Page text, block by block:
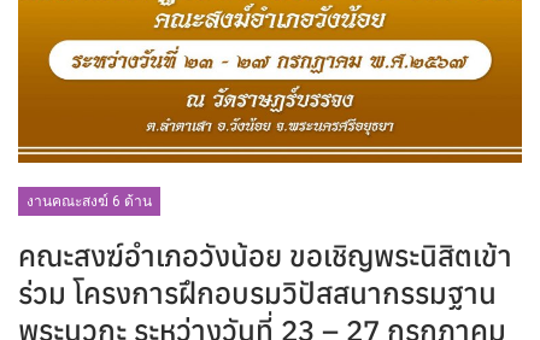
งานคณะสงฆ์ 6 ด้าน
คณะสงฆ์อำเภอวังน้อย ขอเชิญพระนิสิตเข้า
ร่วม โครงการฝึกอบรมวิปัสสนากรรมฐาน
พระนวกะ ระหว่างวันที่ 23 – 27 กรกฎาคม